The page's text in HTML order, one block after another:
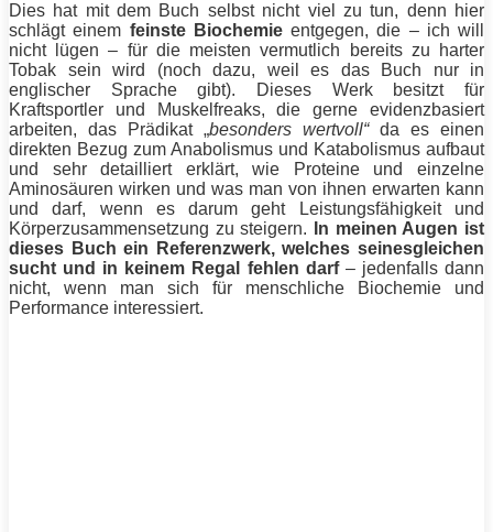
Dies hat mit dem Buch selbst nicht viel zu tun, denn hier
schlägt einem feinste Biochemieentgegen, die – ich will
nicht lügen – für die meisten vermutlich bereits zu harter
Tobak sein wird (noch dazu, weil es das Buch nur in
englischer Sprache gibt). Dieses Werk besitzt für
Kraftsportler und Muskelfreaks, die gerne evidenzbasiert
arbeiten, das Prädikat „besonders wertvoll“da es einen
direkten Bezug zum Anabolismus und Katabolismus aufbaut
und sehr detailliert erklärt, wie Proteine und einzelne
Aminosäuren wirken und was man von ihnen erwarten kann
und darf, wenn es darum geht Leistungsfähigkeit und
Körperzusammensetzung zu steigern.
In meinen Augen ist
dieses Buch ein Referenzwerk, welches seinesgleichen
sucht und in keinem Regal fehlen darf– jedenfalls dann
nicht, wenn man sich für menschliche Biochemie und
Performance interessiert.